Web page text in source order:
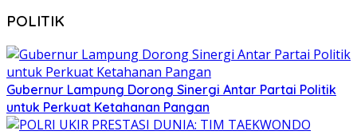
POLITIK
Gubernur Lampung Dorong Sinergi Antar Partai Politik
untuk Perkuat Ketahanan Pangan